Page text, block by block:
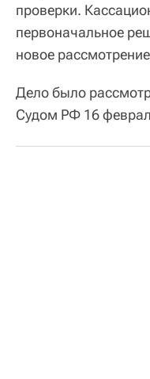
проверки.
первоначальное
новое
Дело было
Судом РФ 16